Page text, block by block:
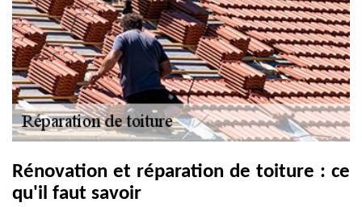
Rénovation et réparation de toiture : ce
qu'il faut savoir